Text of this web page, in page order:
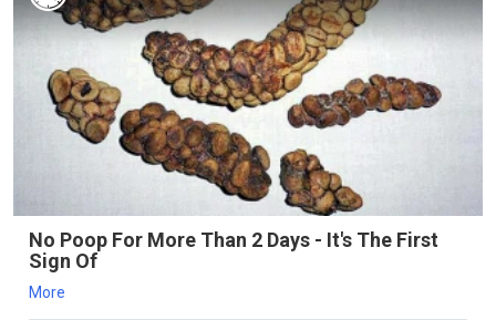
No Poop For More Than 2 Days - It's The First
Sign Of
More